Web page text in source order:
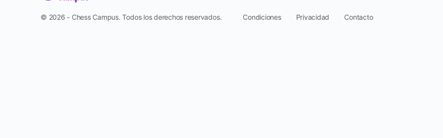
© 2026 - Chess Campus. Todos los derechos reservados. Condiciones Privacidad Contacto